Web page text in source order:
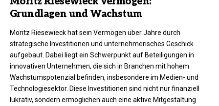
Grundlagen und Wachstum
Moritz Riesewieck hat sein Vermögen über Jahre durch
strategische Investitionen und unternehmerisches Geschick
aufgebaut. Dabei liegt ein Schwerpunkt auf Beteiligungen in
innovativen Unternehmen, die sich in Branchen mit hohem
Wachstumspotenzial befinden, insbesondere im Medien- und
Technologiesektor. Diese Investitionen sind nicht nur finanziell
lukrativ, sondern ermöglichen auch eine aktive Mitgestaltung